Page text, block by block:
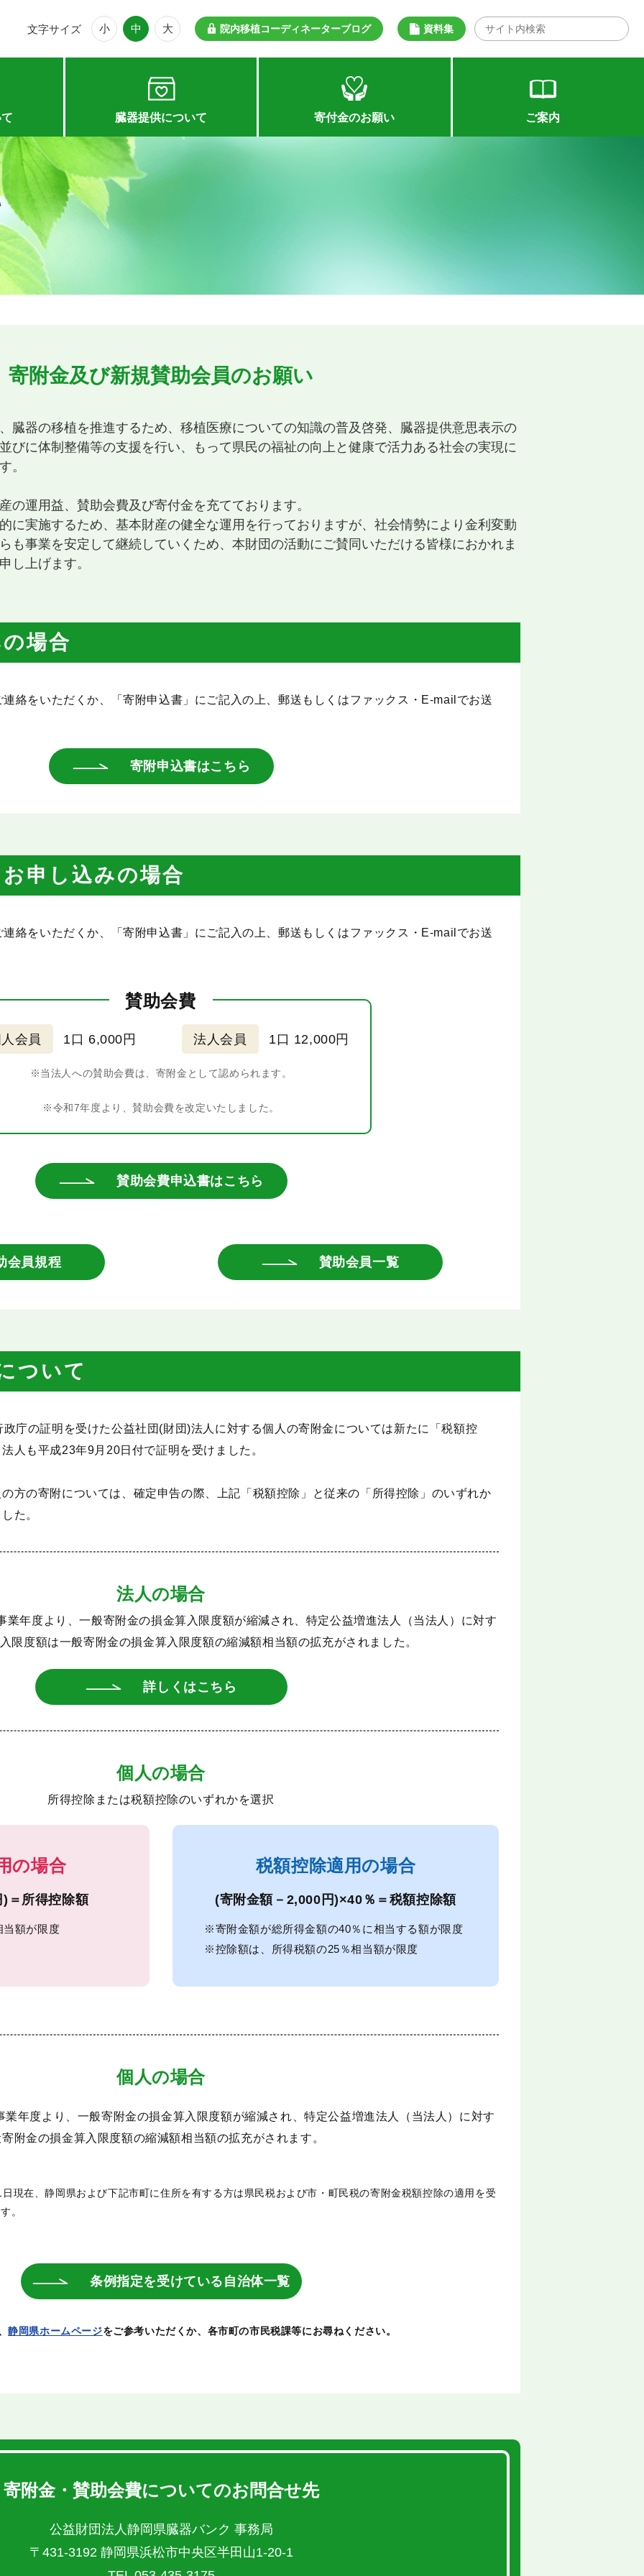
文字サイズ 小 中 大 院内移植コーディネーターブログ 資料集
臓器提供について 寄付金のお願い ご案内
寄附金及び新規賛助会員のお願い
臓器の移植を推進するため、移植医療についての知識の普及啓発、臓器提供意思表示の
びに体制整備等の支援を行い、もって県民の福祉の向上と健康で活力ある社会の実現に
。
の運用益、賛助会費及び寄付金を充てております。
に実施するため、基本財産の健全な運用を行っておりますが、社会情勢により金利変動
も事業を安定して継続していくため、本財団の活動にご賛同いただける皆様におかれま
し上げます。
場合
絡をいただくか、「寄附申込書」にご記入の上、郵送もしくはファックス・E-mailでお送
寄附申込書はこちら
申し込みの場合
絡をいただくか、「寄附申込書」にご記入の上、郵送もしくはファックス・E-mailでお送
賛助会費
会員 1口 6,000円 法人会員 1口 12,000円
※当法人への賛助会費は、寄附金として認められます。
※令和7年度より、賛助会費を改定いたしました。
賛助会費申込書はこちら
会員規程 賛助会員一覧
ついて
庁の証明を受けた公益社団(財団)法人に対する個人の寄附金については新たに「税額控
人も平成23年9月20日付で証明を受けました。
方の寄附については、確定申告の際、上記「税額控除」と従来の「所得控除」のいずれか
た。
法人の場合
業年度より、一般寄附金の損金算入限度額が縮減され、特定公益増進法人（当法人）に対す
限度額は一般寄附金の損金算入限度額の縮減額相当額の拡充がされました。
詳しくはこちら
個人の場合
所得控除または税額控除のいずれかを選択
の場合
＝所得控除額
額が限度
税額控除適用の場合
(寄附金額－2,000円)×40％＝税額控除額
※寄附金額が総所得金額の40％に相当する額が限度
※控除額は、所得税額の25％相当額が限度
個人の場合
年度より、一般寄附金の損金算入限度額が縮減され、特定公益増進法人（当法人）に対す
附金の損金算入限度額の縮減額相当額の拡充がされます。
現在、静岡県および下記市町に住所を有する方は県民税および市・町民税の寄附金税額控除の適用を受
。
条例指定を受けている自治体一覧
静岡県ホームページをご参考いただくか、各市町の市民税課等にお尋ねください。
寄附金・賛助会費についてのお問合せ先
公益財団法人静岡県臓器バンク 事務局
〒431-3192 静岡県浜松市中央区半田山1-20-1